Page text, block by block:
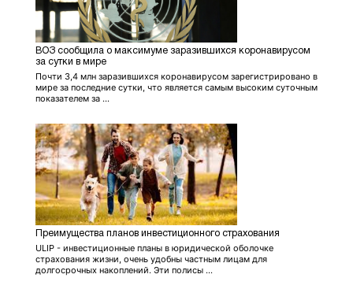
ВОЗ сообщила о максимуме заразившихся коронавирусом
за сутки в мире
Почти 3,4 млн заразившихся коронавирусом зарегистрировано в
мире за последние сутки, что является самым высоким суточным
показателем за ...
Преимущества планов инвестиционного страхования
ULIP - инвестиционные планы в юридической оболочке
страхования жизни, очень удобны частным лицам для
долгосрочных накоплений. Эти полисы ...